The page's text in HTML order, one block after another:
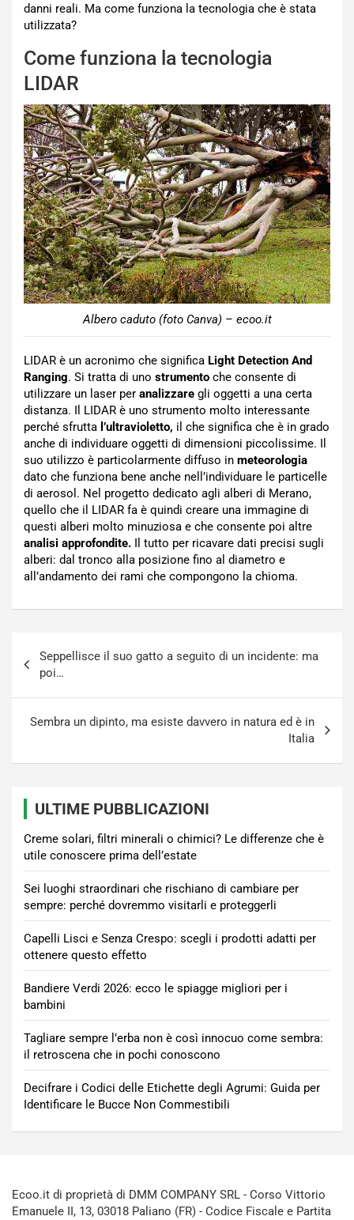
danni reali. Ma come funziona la tecnologia che è stata
utilizzata?
Come funziona la tecnologia
LIDAR
Albero caduto (foto Canva) – ecoo.it
LIDAR è un acronimo che significa Light Detection And
Ranging. Si tratta di uno strumento che consente di
utilizzare un laser per analizzare gli oggetti a una certa
distanza. Il LIDAR è uno strumento molto interessante
perché sfrutta l’ultravioletto, il che significa che è in grado
anche di individuare oggetti di dimensioni piccolissime. Il
suo utilizzo è particolarmente diffuso in meteorologia
dato che funziona bene anche nell’individuare le particelle
di aerosol. Nel progetto dedicato agli alberi di Merano,
quello che il LIDAR fa è quindi creare una immagine di
questi alberi molto minuziosa e che consente poi altre
analisi approfondite. Il tutto per ricavare dati precisi sugli
alberi: dal tronco alla posizione fino al diametro e
all’andamento dei rami che compongono la chioma.
articoli
Seppellisce il suo gatto a seguito di un incidente: ma
poi…
Sembra un dipinto, ma esiste davvero in natura ed è in
Italia
ULTIME PUBBLICAZIONI
Creme solari, filtri minerali o chimici? Le differenze che è
utile conoscere prima dell’estate
Sei luoghi straordinari che rischiano di cambiare per
sempre: perché dovremmo visitarli e proteggerli
Capelli Lisci e Senza Crespo: scegli i prodotti adatti per
ottenere questo effetto
Bandiere Verdi 2026: ecco le spiagge migliori per i
bambini
Tagliare sempre l’erba non è così innocuo come sembra:
il retroscena che in pochi conoscono
Decifrare i Codici delle Etichette degli Agrumi: Guida per
Identificare le Bucce Non Commestibili
Ecoo.it di proprietà di DMM COMPANY SRL - Corso Vittorio
Emanuele II, 13, 03018 Paliano (FR) - Codice Fiscale e Partita